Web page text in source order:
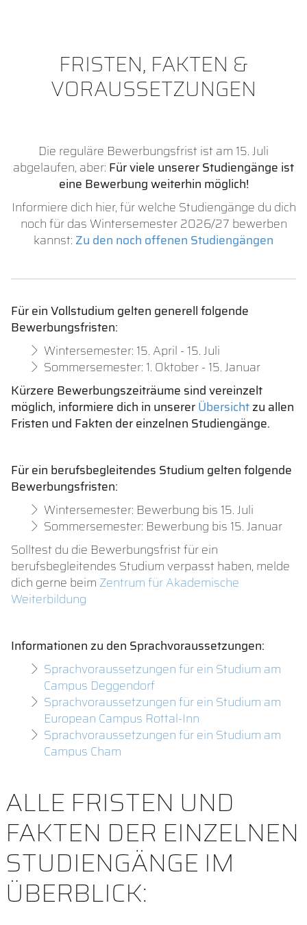
FRISTEN, FAKTEN &
VORAUSSETZUNGEN
Die reguläre Bewerbungsfrist ist am 15. Juli
abgelaufen, aber: Für viele unserer Studiengänge ist
eine Bewerbung weiterhin möglich!
Informiere dich hier, für welche Studiengänge du dich
noch für das Wintersemester 2026/27 bewerben
kannst: Zu den noch offenen Studiengängen
Für ein Vollstudium gelten generell folgende
Bewerbungsfristen:
Wintersemester: 15. April - 15. Juli
Sommersemester: 1. Oktober - 15. Januar
Kürzere Bewerbungszeiträume sind vereinzelt
möglich, informiere dich in unsererÜbersichtzu allen
Fristen und Fakten der einzelnen Studiengänge.
Für ein berufsbegleitendes Studium gelten folgende
Bewerbungsfristen:
Wintersemester: Bewerbung bis 15. Juli
Sommersemester: Bewerbung bis 15. Januar
Solltest du die Bewerbungsfrist für ein
berufsbegleitendes Studium verpasst haben, melde
dich gerne beim Zentrum für Akademische
Weiterbildung
Informationen zu den Sprachvoraussetzungen:
Sprachvoraussetzungen für ein Studium am
Campus Deggendorf
Sprachvoraussetzungen für ein Studium am
European Campus Rottal-Inn
Sprachvoraussetzungen für ein Studium am
Campus Cham
ALLE FRISTEN UND
FAKTEN DER EINZELNEN
STUDIENGÄNGE IM
ÜBERBLICK: